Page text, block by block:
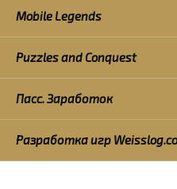
Mobile Legends
Puzzles and Conquest
Пасс. Заработок
Разработка игр